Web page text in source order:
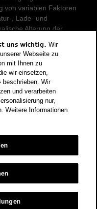
von variablen Faktoren
, Lade- und
Alterung der
Antriebsformen
sind, werden sie
(Masseinheit für
die Erderwärmung
Mittelwert aller in der
111 g/km (WLTP).
Die Angaben für ein
Daten nach
abweichen.
4.1 EnEV, gültig ab
für
für Energie BFE.
uns wichtig. Wir
Webseite zu
mit Ihnen zu
wir einsetzen,
beschrieben. Wir
und verarbeiten
nur,
Weitere Informationen